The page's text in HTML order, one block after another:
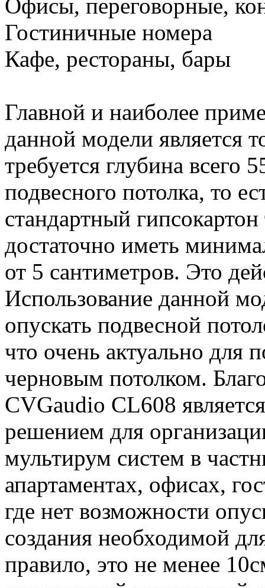
Офисы, переговорные,
Гостиничные номера
Кафе, рестораны, бары
Главной и наиболее
данной модели является
требуется глубина всего
подвесного потолка, то
стандартный
достаточно иметь
от 5 сантиметров. Это
Использование данной
опускать подвесной
что очень актуально для
черновым потолком.
CVGaudio CL608
решением для
мультирум систем в
апартаментах, офисах,
где нет возможности
создания необходимой
правило, это не менее